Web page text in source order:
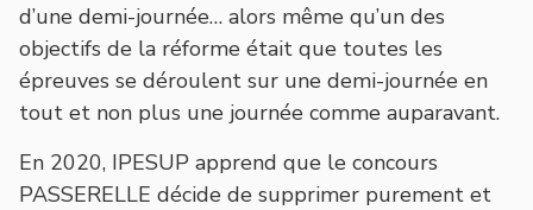
d’une demi-journée… alors même qu’un des
objectifs de la réforme était que toutes les
épreuves se déroulent sur une demi-journée en
tout et non plus une journée comme auparavant.
En 2020, IPESUP apprend que le concours
PASSERELLE décide de supprimer purement et